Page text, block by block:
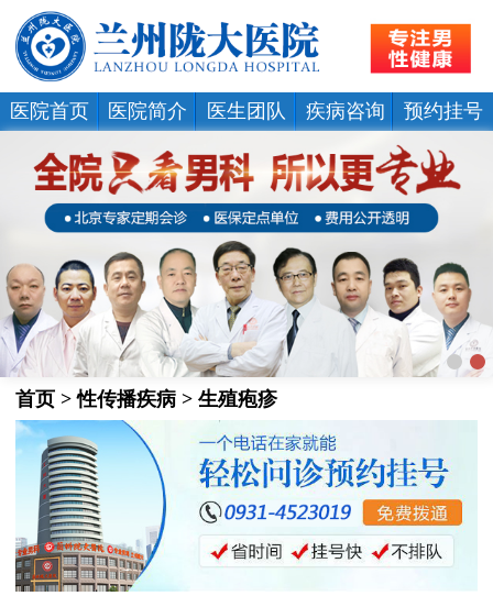
医院首页 医院简介 医生团队 疾病咨询 预约挂号
首页 >性传播疾病 > 生殖疱疹